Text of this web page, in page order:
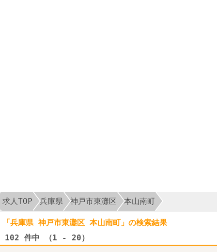
求人TOP 兵庫県 神戸市東灘区 本山南町
「兵庫県 神戸市東灘区 本山南町」の検索結果
102 件中 （1 - 20）